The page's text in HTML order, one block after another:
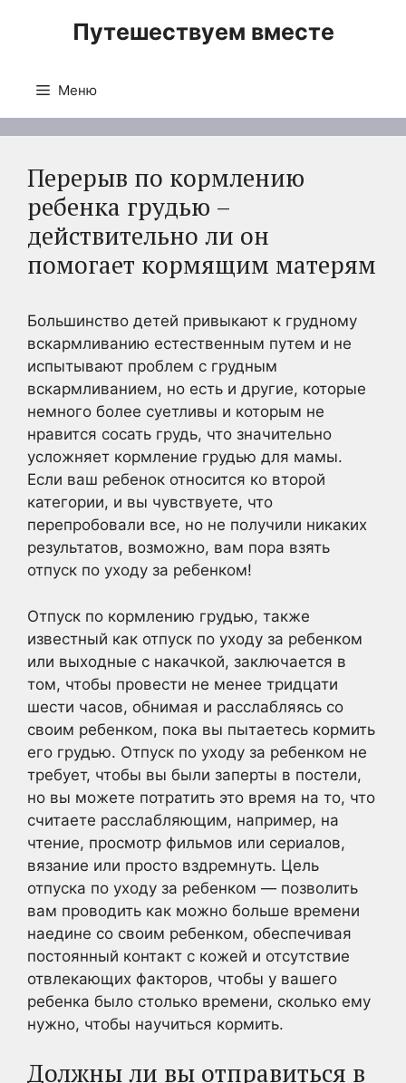
Путешествуем вместе
Меню
Перерыв по кормлению
ребенка грудью –
действительно ли он
помогает кормящим матерям
Большинство детей привыкают к грудному
вскармливанию естественным путем и не
испытывают проблем с грудным
вскармливанием, но есть и другие, которые
немного более суетливы и которым не
нравится сосать грудь, что значительно
усложняет кормление грудью для мамы.
Если ваш ребенок относится ко второй
категории, и вы чувствуете, что
перепробовали все, но не получили никаких
результатов, возможно, вам пора взять
отпуск по уходу за ребенком!
Отпуск по кормлению грудью, также
известный как отпуск по уходу за ребенком
или выходные с накачкой, заключается в
том, чтобы провести не менее тридцати
шести часов, обнимая и расслабляясь со
своим ребенком, пока вы пытаетесь кормить
его грудью. Отпуск по уходу за ребенком не
требует, чтобы вы были заперты в постели,
но вы можете потратить это время на то, что
считаете расслабляющим, например, на
чтение, просмотр фильмов или сериалов,
вязание или просто вздремнуть. Цель
отпуска по уходу за ребенком — позволить
вам проводить как можно больше времени
наедине со своим ребенком, обеспечивая
постоянный контакт с кожей и отсутствие
отвлекающих факторов, чтобы у вашего
ребенка было столько времени, сколько ему
нужно, чтобы научиться кормить.
Должны ли вы отправиться в